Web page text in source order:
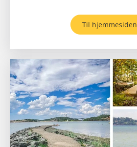
Til hjemmesiden